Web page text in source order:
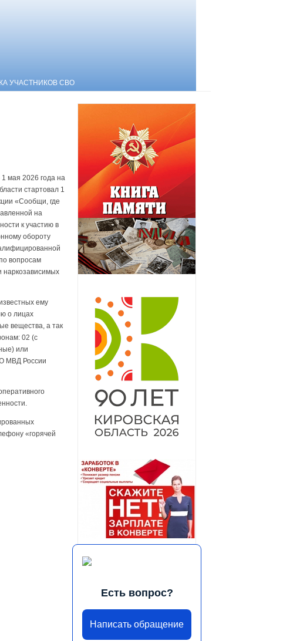
УЧАСТНИКОВ СВО
мая 2026 года на
стартовал 1
«Сообщи, где
на
к участию в
обороту
вопросам
наркозависимых
ему
о лицах
вещества, а так
02 (с
или
МВД России
«горячей
Есть вопрос?
Написать обращение